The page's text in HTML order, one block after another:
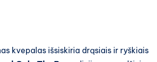
kvepalas išsiskiria drąsiais ir ryškiais